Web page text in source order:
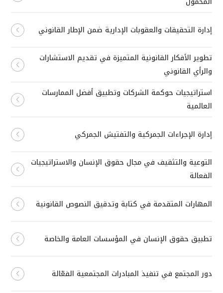
إدارة التحقيقات والعقوبات الإدارية ضمن الإطار القانوني
تطوير الأفكار القانونية المتميزة في تقديم الاستشارات
والرأي القانوني
استراتيجيات حوكمة الشركات وتطبيق أفضل الممارسات
العالمية
إدارة الإجراءات الجمركية والتفتيش الجمركي
التوعية والتثقيف في مجال حقوق الإنسان والاستراتيجيات
الفعالة
المهارات المتقدمة في كتابة وتدقيق النصوص القانونية
تطبيق حقوق الإنسان في المؤسسات العامة والخاصة
دور المجتمع في تنفيذ المبادرات المجتمعية الفعّالة